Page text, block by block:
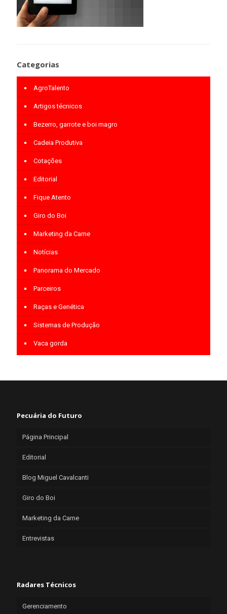
Categorias
AgroTalento
Artigos técnicos
Bezerro, garrote e boi magro
Cadeia Produtiva
Cotações
Editorial
Fique Atento
Giro do Boi
Marketing da Carne
Notícias
Panorama do Mercado
Parceiros
Raças e Genética
Sistemas de Produção
Vaca gorda
Pecuária do Futuro
Página Principal
Editorial
Blog Miguel Cavalcanti
Giro do Boi
Marketing da Carne
Entrevistas
Radares Técnicos
Gerenciamento